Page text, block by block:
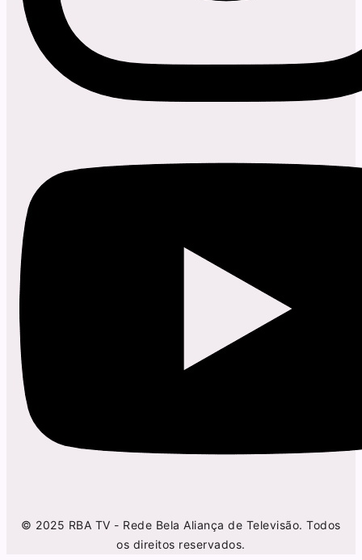
© 2025 RBA TV - Rede Bela Aliança de Televisão. Todos
os direitos reservados.